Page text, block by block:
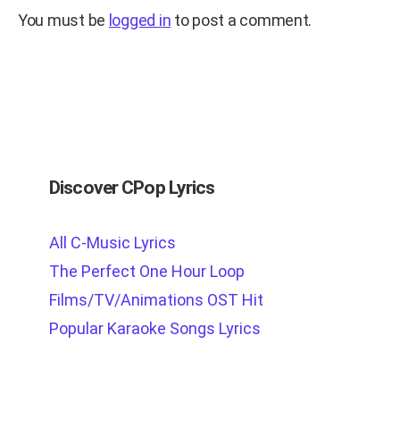
You must be logged in to post a comment.
Discover CPop Lyrics
All C-Music Lyrics
The Perfect One Hour Loop
Films/TV/Animations OST Hit
Popular Karaoke Songs Lyrics